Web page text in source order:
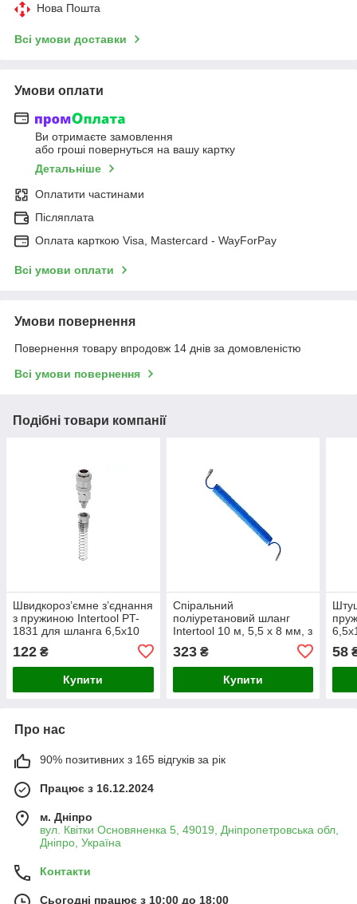
Нова Пошта
Всі умови доставки
Умови оплати
Ви отримаєте замовлення
або гроші повернуться на вашу картку
Детальніше
Оплатити частинами
Післяплата
Оплата карткою Visa, Mastercard - WayForPay
Всі умови оплати
Умови повернення
Повернення товару впродовж 14 днів за домовленістю
Всі умови повернення
Подібні товари компанії
Швидкороз’ємне з’єднання
з пружиною Intertool PT-
1831 для шланга 6,5x10
мм — металевий фітинг з
фіксувальною гайкою
122 ₴
Купити
Спіральний
поліуретановий шланг
Intertool 10 м, 5,5 х 8 мм, з
з’єднанням
323₴
Купити
для
58
Про нас
90% позитивних з 165 відгуків за рік
Працює з 16.12.2024
м. Дніпро
вул. Квітки Основяненка 5, 49019, Дніпропетровська обл,
Дніпро, Україна
Контакти
Сьогодні працює з 10:00 до 18:00